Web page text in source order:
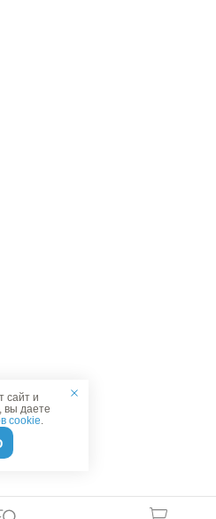
сайт и
вы даете
cookie.